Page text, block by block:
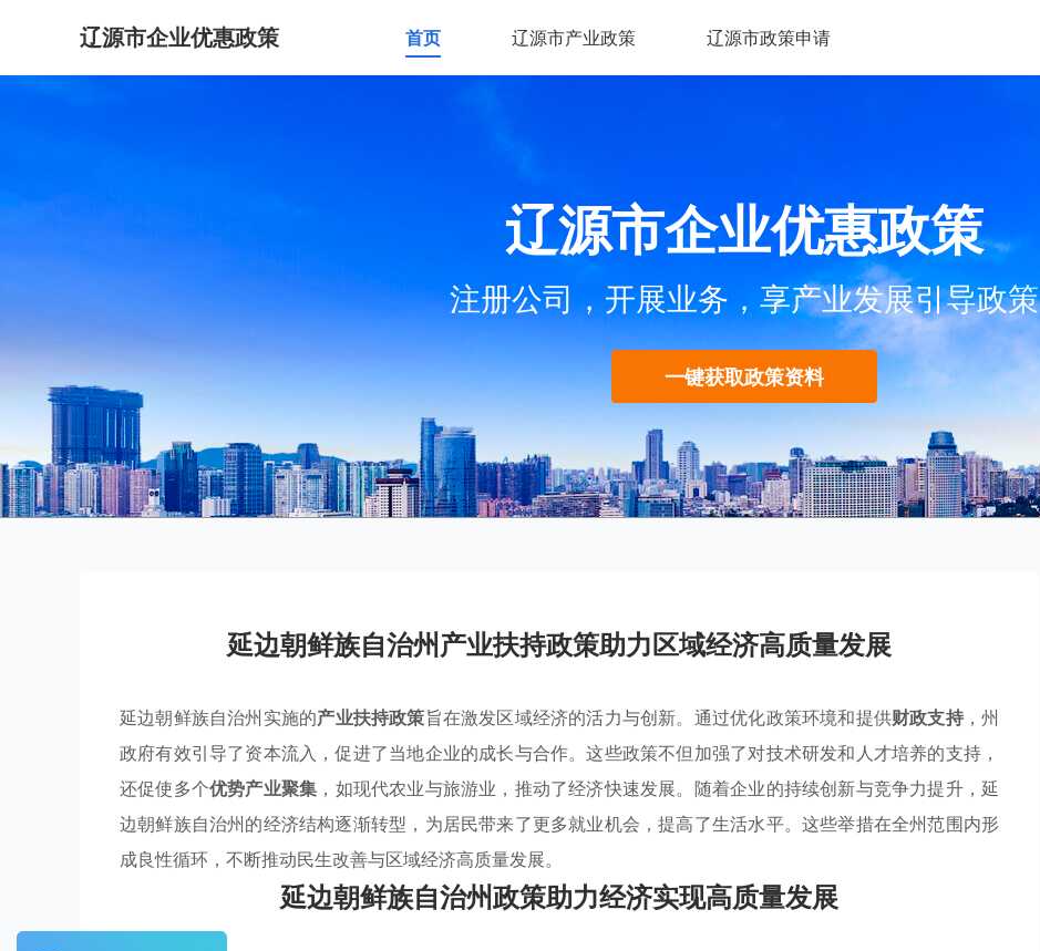
辽源市企业优惠政策 首页 辽源市产业政策 辽源市政策申请
辽源市企业优惠政策
注册公司，开展业务，享产业发展引导政策
一键获取政策资料
延边朝鲜族自治州产业扶持政策助力区域经济高质量发展
延边朝鲜族自治州实施的产业扶持政策旨在激发区域经济的活力与创新。通过优化政策环境和提供财政支持，州
政府有效引导了资本流入，促进了当地企业的成长与合作。这些政策不但加强了对技术研发和人才培养的支持，
还促使多个优势产业聚集 ，如现代农业与旅游业，推动了经济快速发展。随着企业的持续创新与竞争力提升，延
边朝鲜族自治州的经济结构逐渐转型，为居民带来了更多就业机会，提高了生活水平。这些举措在全州范围内形
成良性循环，不断推动民生改善与区域经济高质量发展。
延边朝鲜族自治州政策助力经济实现高质量发展